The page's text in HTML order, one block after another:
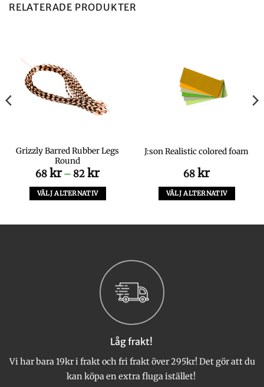
RELATERADE PRODUKTER
Grizzly Barred Rubber Legs
Round
68 kr – 82 krPrisintervall:
82 kr
VÄLJ ALTERNATIV
alternativen
produktsidan
J:son Realistic colored foam
68 kr
VÄLJ ALTERNATIV
produktsidan
Låg frakt!
Vi har bara 19kr i frakt och fri frakt över 295kr! Det gör att du
kan köpa en extra fluga istället!